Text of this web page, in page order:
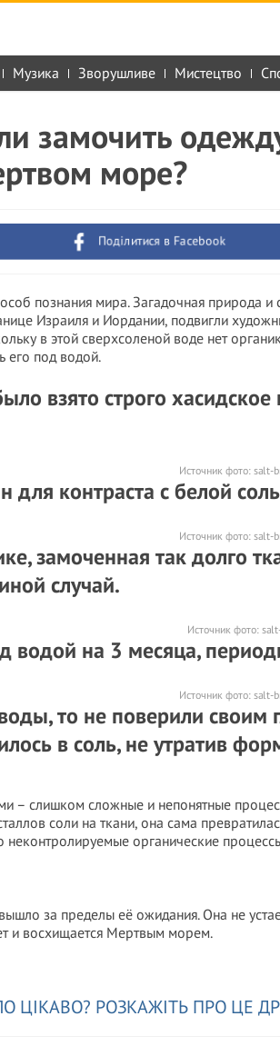
Музика Зворушливе Мистецтво
замочить
море?
Поділитися в Facebook
познания мира. Загадочная природа и
Израиля и Иордании, подвигли
в этой сверхсоленой воде нет
его под водой.
взято строго хасидское
Источник фото: salt-
для контраста с белой
Источник фото: salt-
замоченная так долго
случай.
Источник фото:
водой на 3 месяца,
Источник фото: salt-
то не поверили своим
в соль, не утратив
– слишком сложные и непонятные
соли на ткани, она сама
неконтролируемые органические
за пределы её ожидания. Она не
и восхищается Мертвым морем.
ЦІКАВО? РОЗКАЖІТЬ ПРО ЦЕ